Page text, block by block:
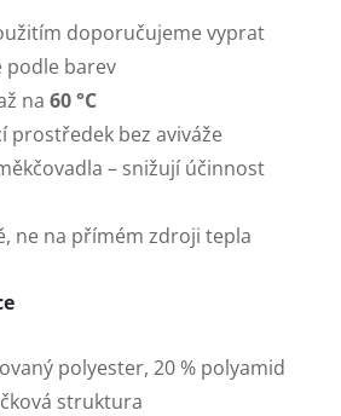
doporučujeme vyprat
podle barev
na 60 °C
prostředek bez aviváže
– snižují účinnost
ne na přímém zdroji tepla
polyester, 20 % polyamid
struktura